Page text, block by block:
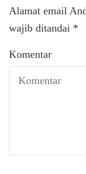
Alamat email
wajib ditandai *
Komentar